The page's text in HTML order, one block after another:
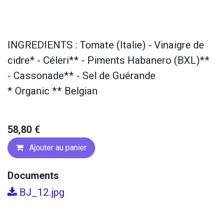
INGREDIENTS : Tomate (Italie) - Vinaigre de
cidre* - Céleri** - Piments Habanero (BXL)**
- Cassonade** - Sel de Guérande
* Organic ** Belgian
58,80 €
Ajouter au panier
Documents
BJ_12.jpg